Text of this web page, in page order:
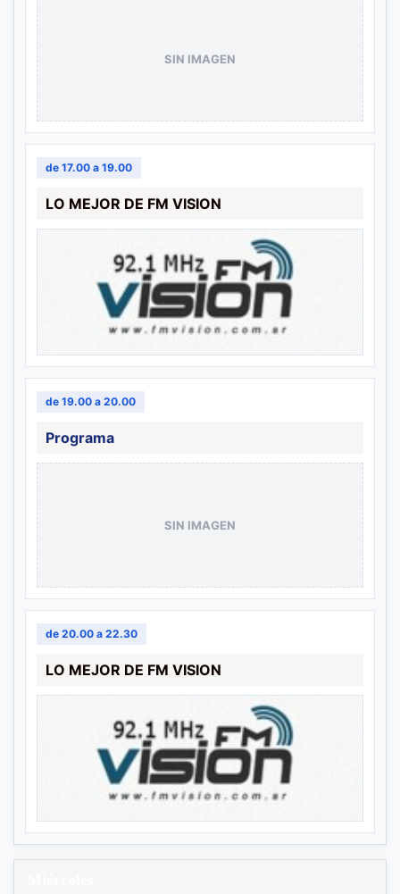
SIN IMAGEN
de 17.00 a 19.00
LO MEJOR DE FM VISION
de 19.00 a 20.00
Programa
SIN IMAGEN
de 20.00 a 22.30
LO MEJOR DE FM VISION